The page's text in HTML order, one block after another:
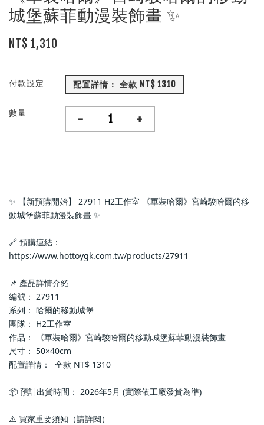
城堡蘇菲動漫裝飾畫 ✨
NT$ 1,310
付款設定 配置詳情： 全款 NT$ 1310
數量 - +
✨ 【新預購開始】 27911 H2工作室 《軍裝哈爾》宮崎駿哈爾的移
動城堡蘇菲動漫裝飾畫 ✨
🔗 預購連結：
https://www.hottoygk.com.tw/products/27911
📌 產品詳情介紹
編號： 27911
系列： 哈爾的移動城堡
團隊： H2工作室
作品： 《軍裝哈爾》宮崎駿哈爾的移動城堡蘇菲動漫裝飾畫
尺寸： 50×40cm
配置詳情：  全款 NT$ 1310
📦 預計出貨時間： 2026年5月 (實際依工廠發貨為準)
⚠️ 買家重要須知（請詳閱）